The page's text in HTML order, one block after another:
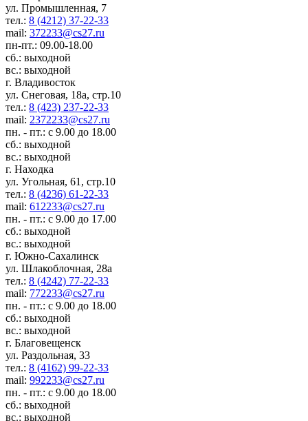
ул. Промышленная, 7
тел.: 8 (4212) 37-22-33
mail: 372233@cs27.ru
пн-пт.: 09.00-18.00
сб.: выходной
вс.: выходной
г. Владивосток
ул. Снеговая, 18а, стр.10
тел.: 8 (423) 237-22-33
mail: 2372233@cs27.ru
пн. - пт.: с 9.00 до 18.00
сб.: выходной
вс.: выходной
г. Находка
ул. Угольная, 61, стр.10
тел.: 8 (4236) 61-22-33
mail: 612233@cs27.ru
пн. - пт.: с 9.00 до 17.00
сб.: выходной
вс.: выходной
г. Южно-Сахалинск
ул. Шлакоблочная, 28а
тел.: 8 (4242) 77-22-33
mail: 772233@cs27.ru
пн. - пт.: с 9.00 до 18.00
сб.: выходной
вс.: выходной
г. Благовещенск
ул. Раздольная, 33
тел.: 8 (4162) 99-22-33
mail: 992233@cs27.ru
пн. - пт.: с 9.00 до 18.00
сб.: выходной
вс.: выходной